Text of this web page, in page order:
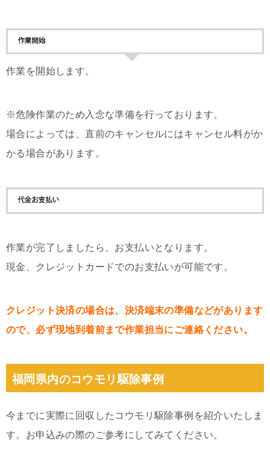
作業を開始します。
※危険作業のため入念な準備を行っております。
場合によっては、直前のキャンセルにはキャンセル料がか
かる場合があります。
作業が完了しましたら、お支払いとなります。
現金、クレジットカードでのお支払いが可能です。
クレジット決済の場合は、決済端末の準備などがあります
ので、必ず現地到着前まで作業担当にご連絡ください。
福岡県内のコウモリ駆除事例
今までに実際に回収したコウモリ駆除事例を紹介いたしま
す。お申込みの際のご参考にしてみてください。